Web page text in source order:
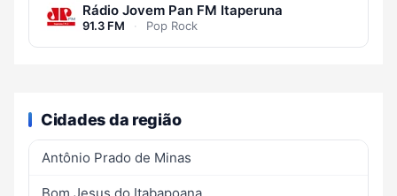
Rádio Jovem Pan FM Itaperuna
91.3 FM · Pop Rock
Cidades da região
Antônio Prado de Minas
Bom Jesus do Itabapoana